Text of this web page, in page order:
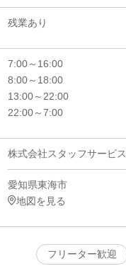
残業あり
7:00～16:00
8:00～18:00
13:00～22:00
22:00～7:00
株式会社スタッフサービ
愛知県東海市
地図を見る
フリーター歓迎